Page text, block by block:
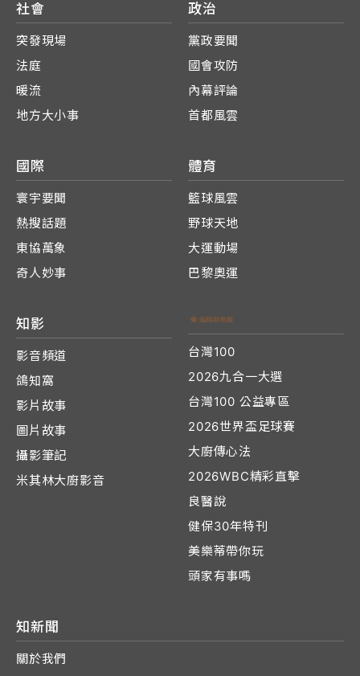
社會
突發現場
法庭
暖流
地方大小事
政治
黨政要聞
國會攻防
內幕評論
首都風雲
國際
寰宇要聞
熱搜話題
東協萬象
奇人妙事
體育
籃球風雲
野球天地
大運動場
巴黎奧運
知影
影音頻道
鴿知窩
影片故事
圖片故事
攝影筆記
米其林大廚影音
台灣100
2026九合一大選
台灣100 公益專區
2026世界盃足球賽
大廚傳心法
2026WBC精彩直擊
良醫說
健保30年特刊
美樂蒂帶你玩
頭家有事嗎
知新聞
關於我們